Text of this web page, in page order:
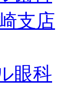
支店
眼科